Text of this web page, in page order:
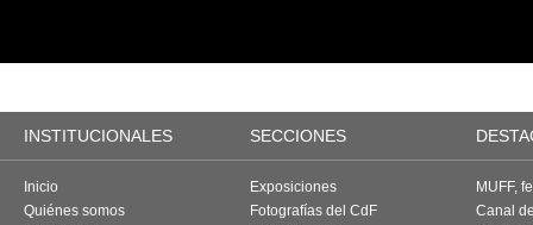
INSTITUCIONALES SECCIONES
Inicio
Quiénes somos
Exposiciones
Fotografías del CdF
MUFF,
Canal